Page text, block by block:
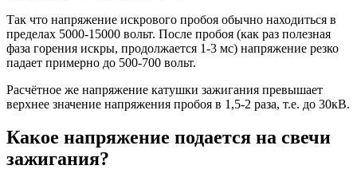
Так что напряжение искрового пробоя обычно находиться в
пределах 5000-15000 вольт. После пробоя (как раз полезная
фаза горения искры, продолжается 1-3 мс) напряжение резко
падает примерно до 500-700 вольт.
Расчётное же напряжение катушки зажигания превышает
верхнее значение напряжения пробоя в 1,5-2 раза, т.е. до 30кВ.
Какое напряжение подается на свечи
зажигания?